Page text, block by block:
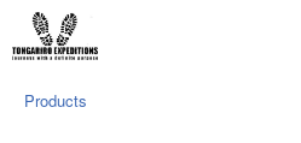
Products